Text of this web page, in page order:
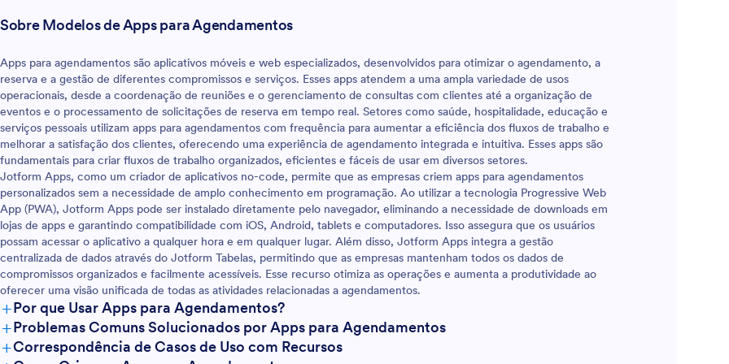
link por e-mail ou redes
tornar o RSVP dos seus
prático e elegante nunca foi
compartilhe o link por e-mail ou redes
Com este app, tornar o RSVP dos seus
eventos mais prático e elegante nunca foi
tão fácil.
Sobre Modelos de Apps para Agendamentos
Apps para agendamentos são aplicativos móveis e web especializados, desenvolvidos para otimizar o agendamento, a
reserva e a gestão de diferentes compromissos e serviços. Esses apps atendem a uma ampla variedade de usos
operacionais, desde a coordenação de reuniões e o gerenciamento de consultas com clientes até a organização de
eventos e o processamento de solicitações de reserva em tempo real. Setores como saúde, hospitalidade, educação e
serviços pessoais utilizam apps para agendamentos com frequência para aumentar a eficiência dos fluxos de trabalho e
melhorar a satisfação dos clientes, oferecendo uma experiência de agendamento integrada e intuitiva. Esses apps são
fundamentais para criar fluxos de trabalho organizados, eficientes e fáceis de usar em diversos setores.
Jotform Apps, como um criador de aplicativos no-code, permite que as empresas criem apps para agendamentos
personalizados sem a necessidade de amplo conhecimento em programação. Ao utilizar a tecnologia Progressive Web
App (PWA), Jotform Apps pode ser instalado diretamente pelo navegador, eliminando a necessidade de downloads em
lojas de apps e garantindo compatibilidade com iOS, Android, tablets e computadores. Isso assegura que os usuários
possam acessar o aplicativo a qualquer hora e em qualquer lugar. Além disso, Jotform Apps integra a gestão
centralizada de dados através do Jotform Tabelas, permitindo que as empresas mantenham todos os dados de
compromissos organizados e facilmente acessíveis. Esse recurso otimiza as operações e aumenta a produtividade ao
oferecer uma visão unificada de todas as atividades relacionadas a agendamentos.
+Por que Usar Apps para Agendamentos?
+Problemas Comuns Solucionados por Apps para Agendamentos
+Correspondência de Casos de Uso com Recursos